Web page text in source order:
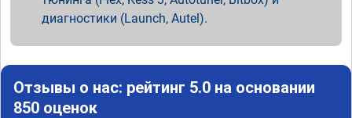
диагностики (Launch, Autel).
Отзывы о нас: рейтинг 5.0 на основании
850 оценок